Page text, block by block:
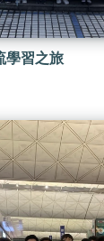
學習之旅